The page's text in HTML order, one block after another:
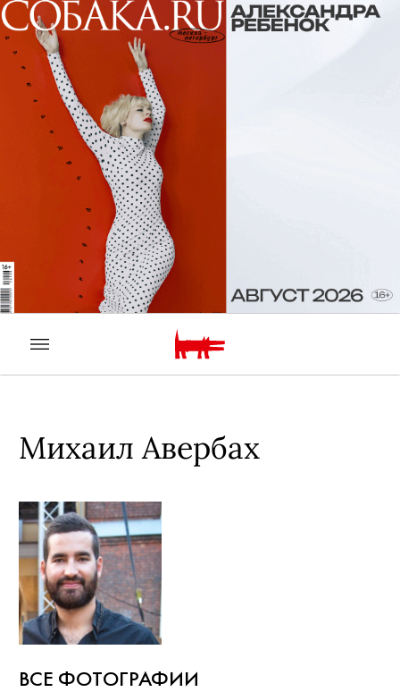
Михаил Авербах
ВСЕ ФОТОГРАФИИ